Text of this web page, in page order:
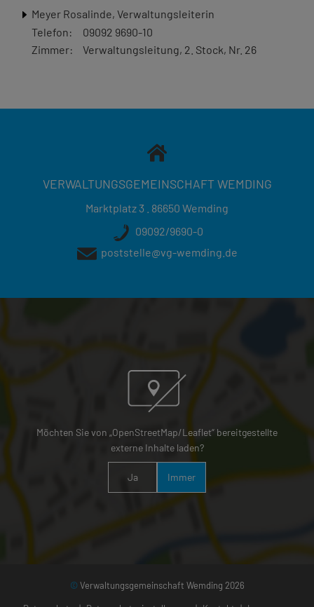
Meyer Rosalinde, Verwaltungsleiterin
Telefon:
09092 9690-10
Zimmer:
Verwaltungsleitung, 2. Stock, Nr. 26
VERWALTUNGSGEMEINSCHAFT WEMDING
Marktplatz 3 . 86650 Wemding
09092/9690-0
poststelle@vg-wemding.de
Möchten Sie von „OpenStreetMap/Leaflet“ bereitgestellte
externe Inhalte laden?
Ja Immer
© Verwaltungsgemeinschaft Wemding 2026